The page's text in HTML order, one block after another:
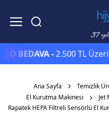
-2.500 TL Üzeri
Ana Sayfa
Temizlik
El Kurutma Makinesi
Jet
Rapatek HEPA Filtreli Sensörlü El